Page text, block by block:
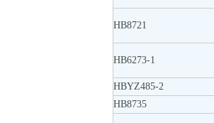
HB8721
HB6273-1
HBYZ485-2
HB8735